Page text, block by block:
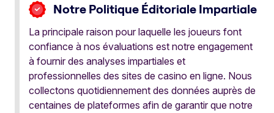
Notre Politique Éditoriale Impartiale
La principale raison pour laquelle les joueurs font
confiance à nos évaluations est notre engagement
à fournir des analyses impartiales et
professionnelles des sites de casino en ligne. Nous
collectons quotidiennement des données auprès de
centaines de plateformes afin de garantir que notre